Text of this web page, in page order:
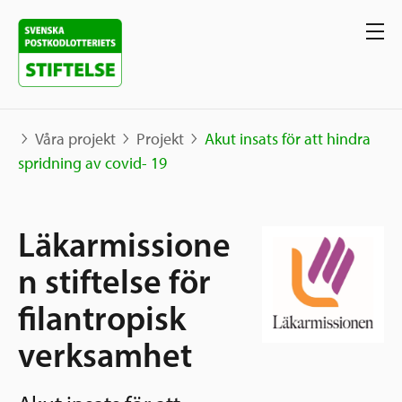
Projekt
Berättelser
Våra stöd
Sverige och övriga världen
Grannskapsinitiativet
Utlysningar
Samhällsentreprenörskap
Sök stöd
Våra projekt Projekt
Akut insats för att hindra
spridning av covid- 19
Läkarmissione
n stiftelse för
filantropisk
verksamhet